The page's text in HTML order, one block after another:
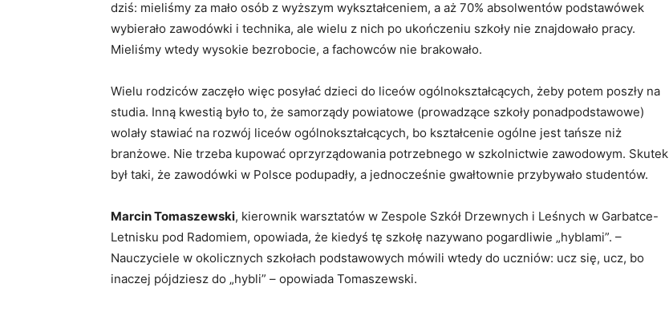
dziś: mieliśmy za mało osób z wyższym wykształceniem, a aż 70% absolwentów podstawówek
wybierało zawodówki i technika, ale wielu z nich po ukończeniu szkoły nie znajdowało pracy.
Mieliśmy wtedy wysokie bezrobocie, a fachowców nie brakowało.
Wielu rodziców zaczęło więc posyłać dzieci do liceów ogólnokształcących, żeby potem poszły na
studia. Inną kwestią było to, że samorządy powiatowe (prowadzące szkoły ponadpodstawowe)
wolały stawiać na rozwój liceów ogólnokształcących, bo kształcenie ogólne jest tańsze niż
branżowe. Nie trzeba kupować oprzyrządowania potrzebnego w szkolnictwie zawodowym. Skutek
był taki, że zawodówki w Polsce podupadły, a jednocześnie gwałtownie przybywało studentów.
Marcin Tomaszewski, kierownik warsztatów w Zespole Szkół Drzewnych i Leśnych w Garbatce-
Letnisku pod Radomiem, opowiada, że kiedyś tę szkołę nazywano pogardliwie „hyblami”. –
Nauczyciele w okolicznych szkołach podstawowych mówili wtedy do uczniów: ucz się, ucz, bo
inaczej pójdziesz do „hybli” – opowiada Tomaszewski.